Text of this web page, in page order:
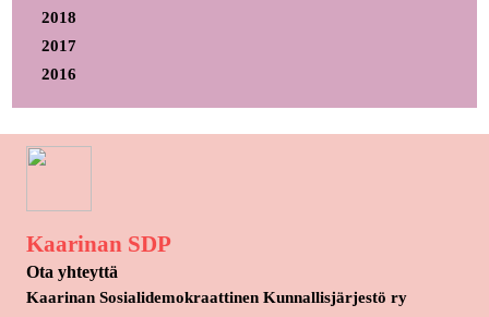
2018
2017
2016
Kaarinan SDP
Ota yhteyttä
Kaarinan Sosialidemokraattinen Kunnallisjärjestö ry